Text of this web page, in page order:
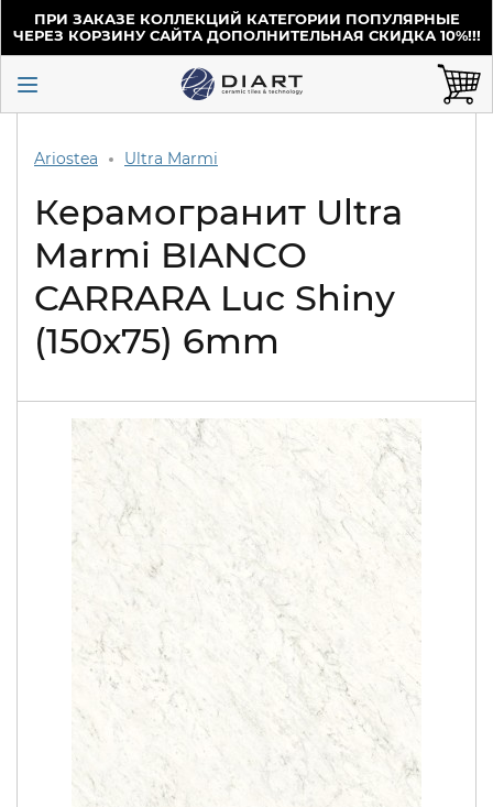
ПРИ ЗАКАЗЕ КОЛЛЕКЦИЙ КАТЕГОРИИ ПОПУЛЯРНЫЕ
ЧЕРЕЗ КОРЗИНУ САЙТА ДОПОЛНИТЕЛЬНАЯ СКИДКА 10%!!!
Ariostea Ultra Marmi
Керамогранит Ultra
Marmi BIANCO
CARRARA Luc Shiny
(150х75) 6mm